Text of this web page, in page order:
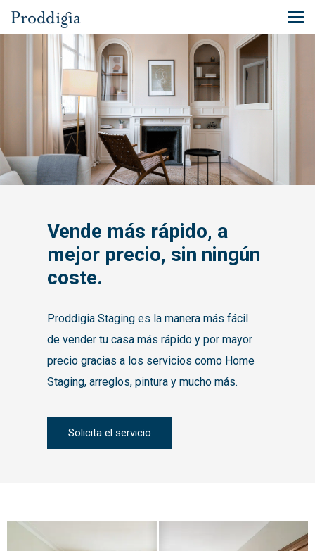
Vende más rápido, a
mejor precio, sin ningún
coste.
Proddigia Staging es la manera más fácil
de vender tu casa más rápido y por mayor
precio gracias a los servicios como Home
Staging, arreglos, pintura y mucho más.
Solicita el servicio